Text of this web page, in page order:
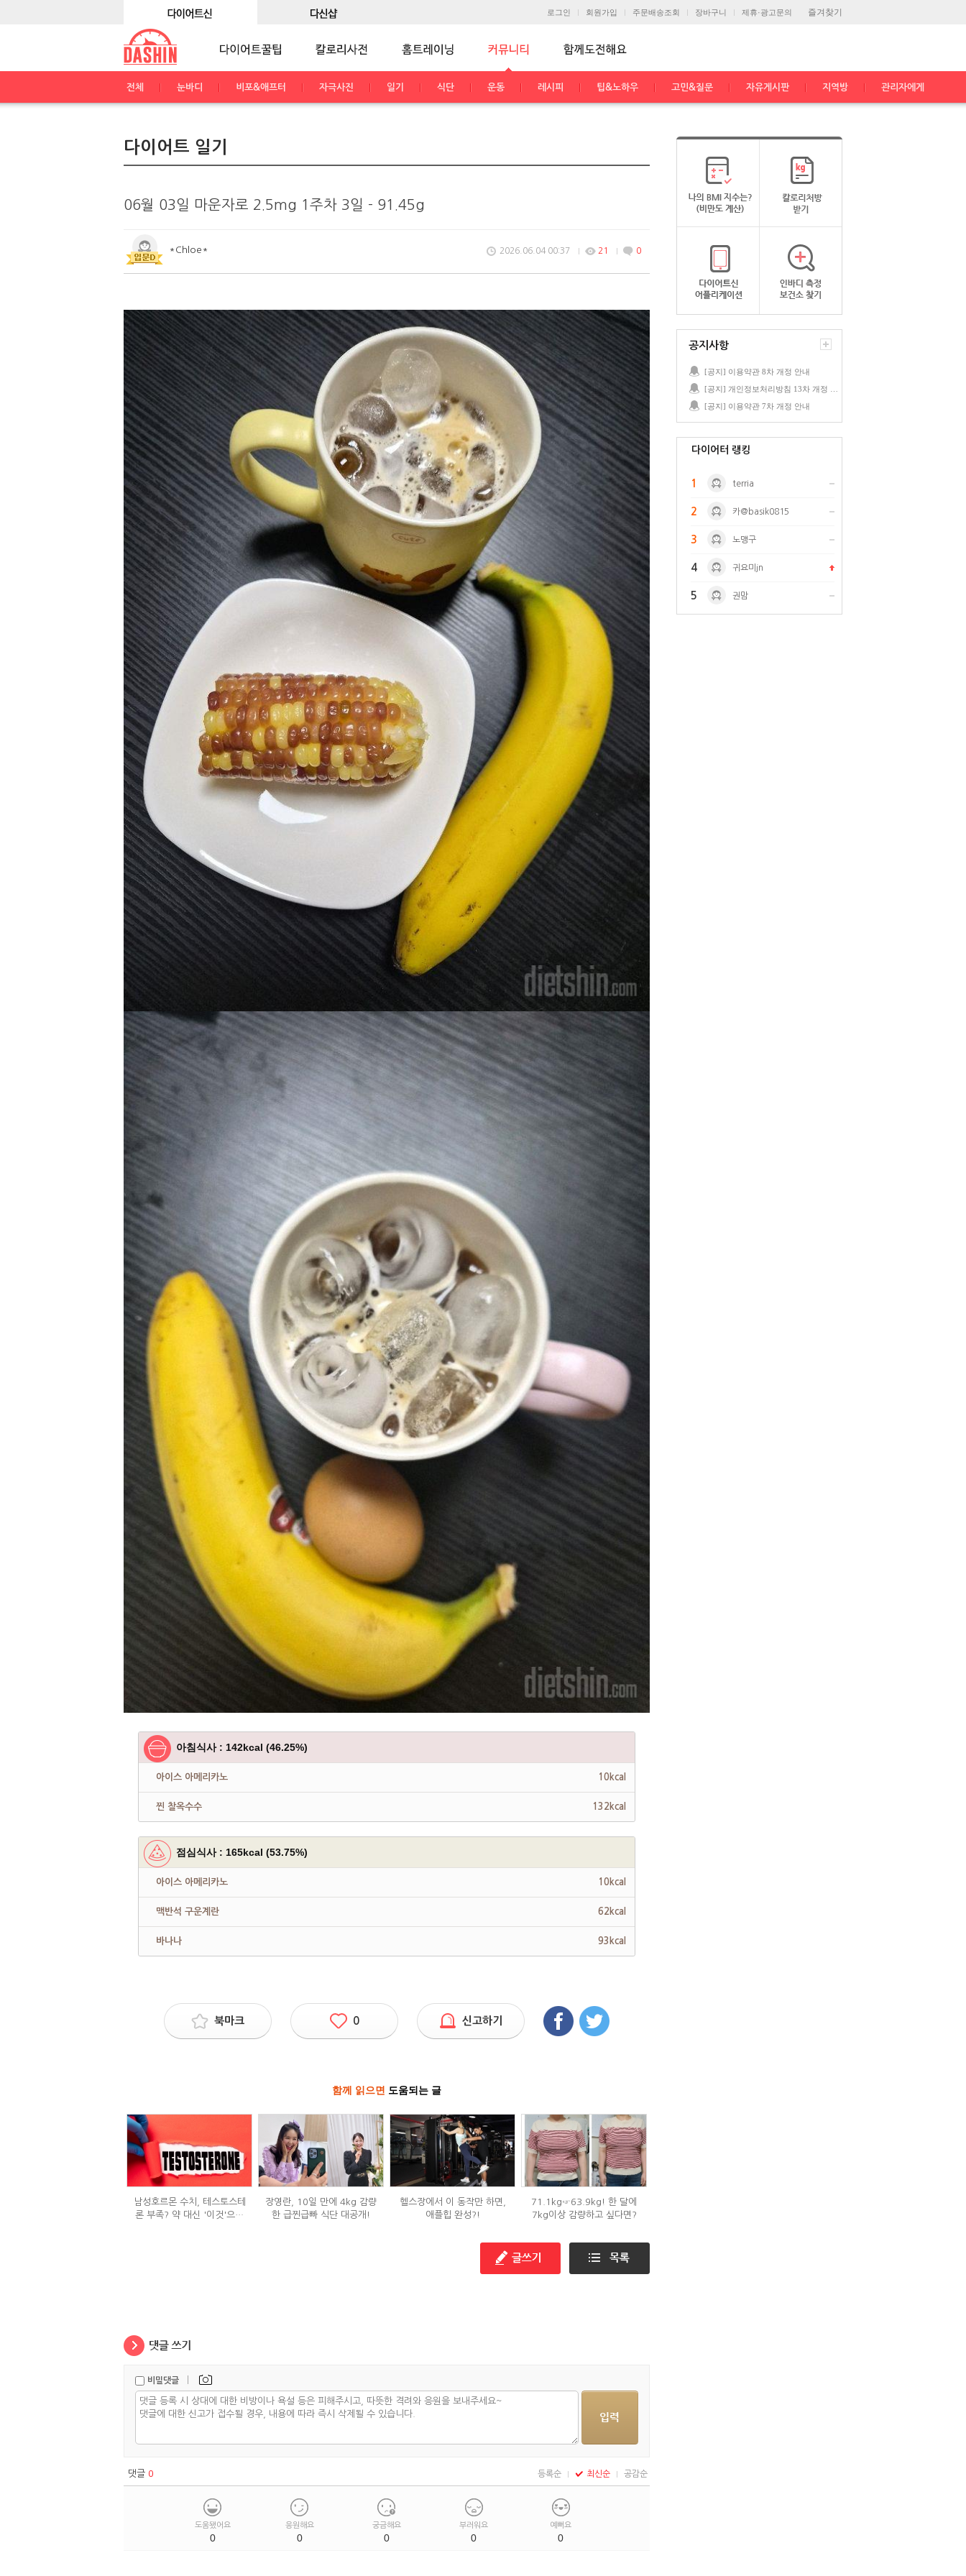
즐겨찾기
로그인 회원가입 주문배송조회 장바구니 제휴·광고문의
전체 눈바디 비포&애프터 자극사진 일기 식단 운동 레시피 팁&노하우 고민&질문 자유게시판 지역방 관리자에게
다이어트 일기
06월 03일 마운자로 2.5mg 1주차 3일 - 91.45g
*Chloe* 2026.06.04 00:37 21 0
아침식사 : 142kcal (46.25%)
아이스 아메리카노 10kcal
찐 찰옥수수 132kcal
점심식사 : 165kcal (53.75%)
아이스 아메리카노 10kcal
맥반석 구운계란 62kcal
바나나 93kcal
북마크 0 신고하기
함께 읽으면 도움되는 글
남성호르몬 수치, 테스토스테
론 부족? 약 대신 '이것'으로
장영란, 10일 만에 4kg 감량
한 급찐급빠 식단 대공개!
헬스장에서 이 동작만 하면,
애플힙 완성?!
71.1kg☞63.9kg! 한 달에
7kg이상 감량하고 싶다면?
비밀댓글 |
댓글 0 등록순 최신순 공감순
도움됐어요
0
응원해요
0
궁금해요
0
부러워요
0
예뻐요
0
공지사항
[공지] 이용약관 8차 개정 안내
[공지] 이용약관 7차 개정 안내
다이어터 랭킹
1 terria
2 카@basik0815
3 노맹구
4 귀요미jn
5 권맘